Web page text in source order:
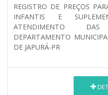
REGISTRO DE PREÇOS
INFANTIS E
ATENDIMENTO
DEPARTAMENTO
DE JAPURÁ-PR